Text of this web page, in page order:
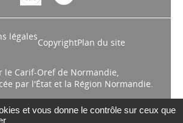
légales
CopyrightPlan du site
le Carif-Oref de Normandie,
par l'État et la Région Normandie.
et vous donne le contrôle sur ceux que